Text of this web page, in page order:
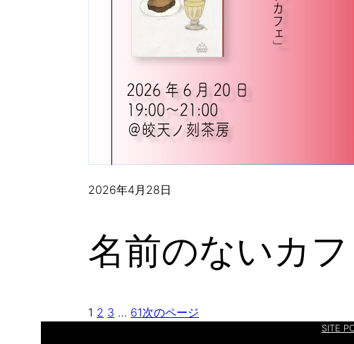
2026年4月28日
名前のないカフ
1 2 3 … 61次のページ
SITE